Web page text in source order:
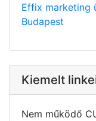
Effix marketing
Budapest
Kiemelt
Nem működő